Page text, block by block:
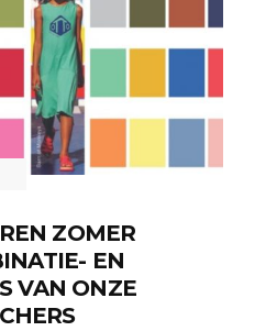
ZOMER
EN
VAN ONZE